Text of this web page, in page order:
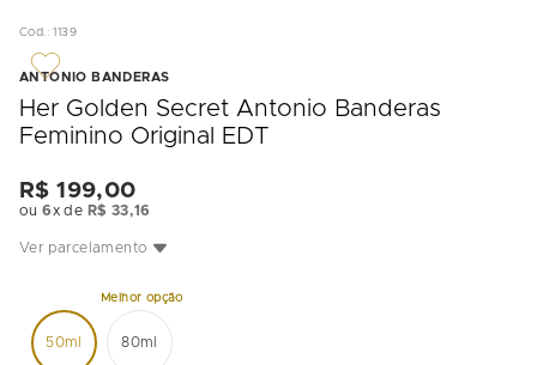
Cod. :1139
ANTONIO BANDERAS
Her Golden Secret Antonio Banderas
Feminino Original EDT
R$ 199,00
ou6x de R$ 33,16
Ver parcelamento
50ml 80ml